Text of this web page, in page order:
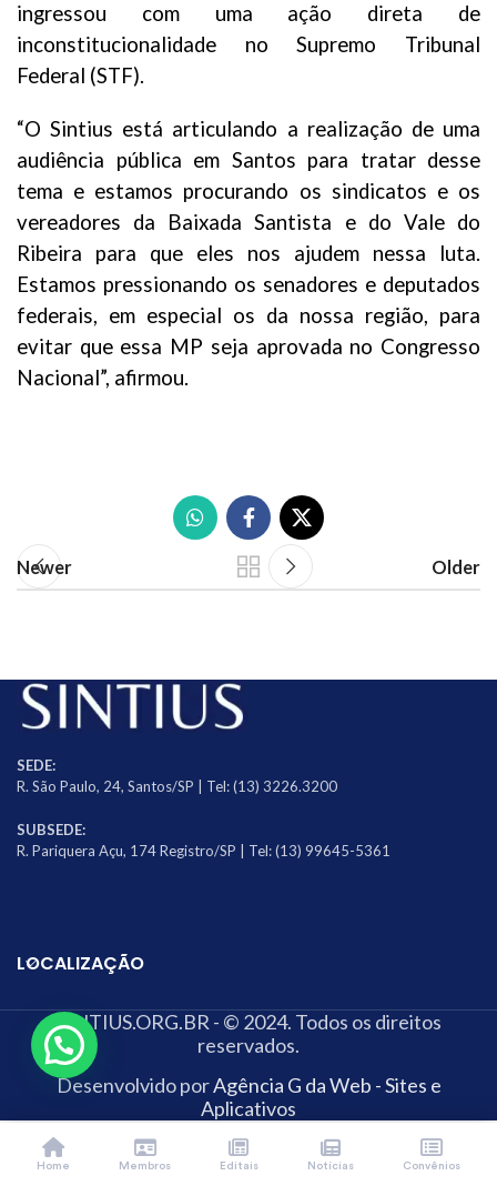
ingressou com uma ação direta de
inconstitucionalidade no Supremo Tribunal
Federal (STF).
“O Sintius está articulando a realização de uma
audiência pública em Santos para tratar desse
tema e estamos procurando os sindicatos e os
vereadores da Baixada Santista e do Vale do
Ribeira para que eles nos ajudem nessa luta.
Estamos pressionando os senadores e deputados
federais, em especial os da nossa região, para
evitar que essa MP seja aprovada no Congresso
Nacional”, afirmou.
Newer Older
SEDE:
R. São Paulo, 24, Santos/SP | Tel: (13) 3226.3200
SUBSEDE:
R. Pariquera Açu, 174 Registro/SP | Tel: (13) 99645-5361
LOCALIZAÇÃO
SINTIUS.ORG.BR - © 2024. Todos os direitos
reservados.
Desenvolvido porAgência G da Web - Sites e
Aplicativos
Home Membros Editais Notícias Convênios